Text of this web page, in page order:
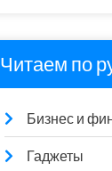
Читаем по
Бизнес и
Гаджеты